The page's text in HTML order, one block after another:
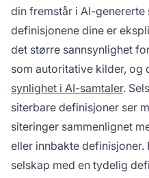
din fremstår i AI-
definisjonene dine er
det større sannsynlighet
som autoritative kilder, og
synlighet i AI-samtaler.
siterbare definisjoner ser
siteringer sammenlignet
eller innbakte definisjoner.
selskap med en tydelig